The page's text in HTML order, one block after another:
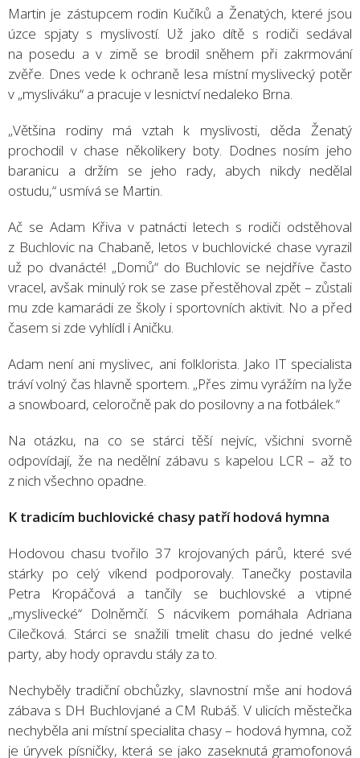
Martin je zástupcem rodin Kučíků a Ženatých, které jsou
úzce spjaty s myslivostí. Už jako dítě s rodiči sedával
na posedu a v zimě se brodil sněhem při zakrmování
zvěře. Dnes vede k ochraně lesa místní myslivecký potěr
v „mysliváku“ a pracuje v lesnictví nedaleko Brna.
„Většina rodiny má vztah k myslivosti, děda Ženatý
prochodil v chase několikery boty. Dodnes nosím jeho
baranicu a držím se jeho rady, abych nikdy nedělal
ostudu,“ usmívá se Martin.
Ač se Adam Křiva v patnácti letech s rodiči odstěhoval
z Buchlovic na Chabaně, letos v buchlovické chase vyrazil
už po dvanácté! „Domů“ do Buchlovic se nejdříve často
vracel, avšak minulý rok se zase přestěhoval zpět – zůstali
mu zde kamarádi ze školy i sportovních aktivit. No a před
časem si zde vyhlídl i Aničku.
Adam není ani myslivec, ani folklorista. Jako IT specialista
tráví volný čas hlavně sportem. „Přes zimu vyrážím na lyže
a snowboard, celoročně pak do posilovny a na fotbálek.“
Na otázku, na co se stárci těší nejvíc, všichni svorně
odpovídají, že na nedělní zábavu s kapelou LCR – až to
z nich všechno opadne.
K tradicím buchlovické chasy patří hodová hymna
Hodovou chasu tvořilo 37 krojovaných párů, které své
stárky po celý víkend podporovaly. Tanečky postavila
Petra Kropáčová a tančily se buchlovské a vtipné
„myslivecké“ Dolněmčí. S nácvikem pomáhala Adriana
Cilečková. Stárci se snažili tmelit chasu do jedné velké
party, aby hody opravdu stály za to.
Nechyběly tradiční obchůzky, slavnostní mše ani hodová
zábava s DH Buchlovjané a CM Rubáš. V ulicích městečka
nechyběla ani místní specialita chasy – hodová hymna, což
je úryvek písničky, která se jako zaseknutá gramofonová